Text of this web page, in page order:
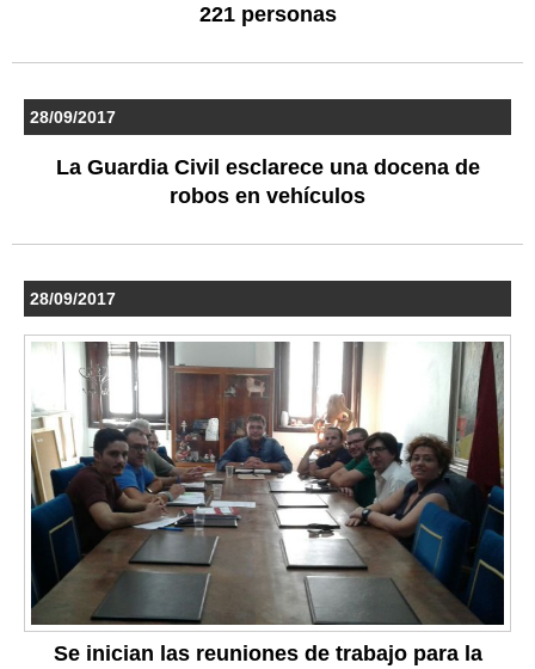
221 personas
28/09/2017
La Guardia Civil esclarece una docena de
robos en vehículos
28/09/2017
Se inician las reuniones de trabajo para la